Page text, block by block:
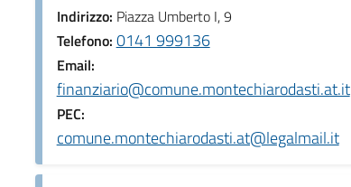
Indirizzo: Piazza Umberto I, 9
Telefono: 0141 999136
Email:
finanziario@comune.montechiarodasti.at.it
PEC:
comune.montechiarodasti.at@legalmail.it